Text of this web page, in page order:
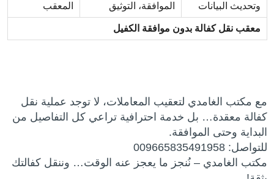
وتحديث البيانات
الموافقة، التوثيق
المعقب
معقب نقل كفالة بدون موافقة الكفيل
مع مكتب الغامدي لتعقيب المعاملات، لا توجد عملية نقل
كفالة معقدة… بل خدمة احترافية تراعي كل التفاصيل من
البداية وحتى الموافقة.
للتواصل: 009665835491958
مكتب الغامدي – نُنجز ما يعجز عنه الوقت… وننقل كفالتك